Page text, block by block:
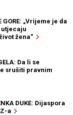
GORE: „Vrijeme je da
utjecaju
žena“
Da li se
srušiti pravnim
DUKE: Dijaspora
a